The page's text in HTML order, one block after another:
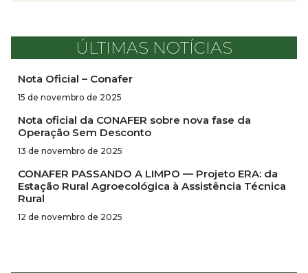
ÚLTIMAS NOTÍCIAS
Nota Oficial – Conafer
15 de novembro de 2025
Nota oficial da CONAFER sobre nova fase da
Operação Sem Desconto
13 de novembro de 2025
CONAFER PASSANDO A LIMPO — Projeto ERA: da
Estação Rural Agroecológica à Assistência Técnica
Rural
12 de novembro de 2025